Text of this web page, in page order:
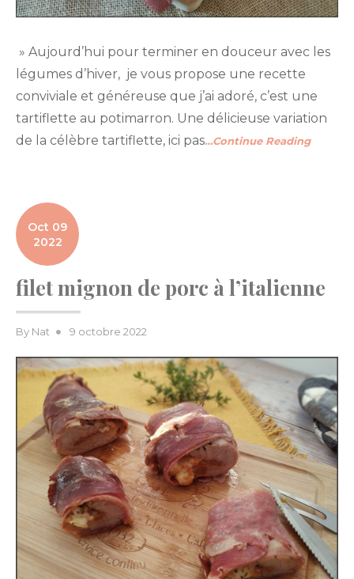
» Aujourd’hui pour terminer en douceur avec les
légumes d’hiver, je vous propose une recette
conviviale et généreuse que j’ai adoré, c’est une
tartiflette au potimarron. Une délicieuse variation
de la célèbre tartiflette, ici pas…Continue Reading
Oct 09
2022
filet mignon de porc à l’italienne
By Nat
Posted
9 octobre 2022